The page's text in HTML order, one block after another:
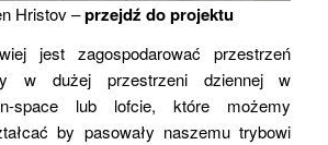
Hristov –przejdź do projektu
jest zagospodarować przestrzeń
w dużej przestrzeni dziennej w
space lub lofcie, które możemy
by pasowały naszemu trybowi